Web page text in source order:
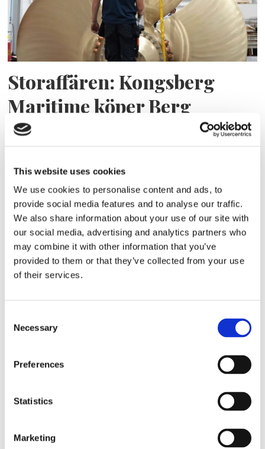
This website uses cookies
We use cookies to personalise content and ads, to
provide social media features and to analyse our traffic.
We also share information about your use of our site with
our social media, advertising and analytics partners who
may combine it with other information that you’ve
provided to them or that they’ve collected from your use
of their services.
Selection
Necessary
Preferences
Statistics
Marketing
Storaffären: Kongsberg
Maritime köper Berg
Propulsion